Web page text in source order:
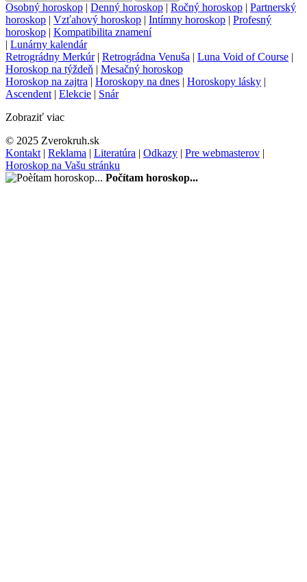
Osobný horoskop | Denný horoskop | Ročný horoskop | Partnerský
horoskop | Vzťahový horoskop | Intímny horoskop | Profesný
horoskop | Kompatibilita znamení
| Lunárny kalendár
Retrográdny Merkúr| Retrográdna Venuša | Luna Void of Course |
Horoskop na týždeň | Mesačný horoskop
Horoskop na zajtra | Horoskopy na dnes | Horoskopy lásky |
Ascendent | Elekcie | Snár
Zobraziť viac
© 2025 Zverokruh.sk
Kontakt | Reklama | Literatúra | Odkazy | Pre webmasterov |
Horoskop na Vašu stránku
Počítam horoskop...